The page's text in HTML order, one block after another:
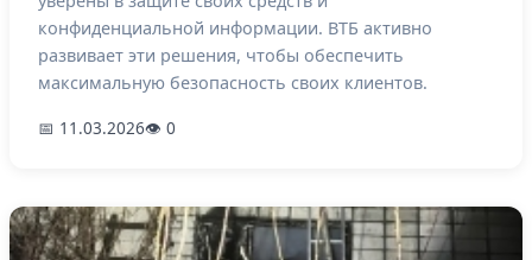
конфиденциальной информации. ВТБ активно
развивает эти решения, чтобы обеспечить
максимальную безопасность своих клиентов.
📅 11.03.2026👁 0